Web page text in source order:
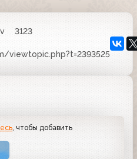
3123
, чтобы добавить